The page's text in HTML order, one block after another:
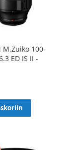
M.Zuiko 100-
ED IS II -